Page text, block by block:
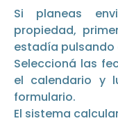
Si planeas
propiedad,
estadía pulsando
Seleccioná las
el calendario y
formulario.
El sistema